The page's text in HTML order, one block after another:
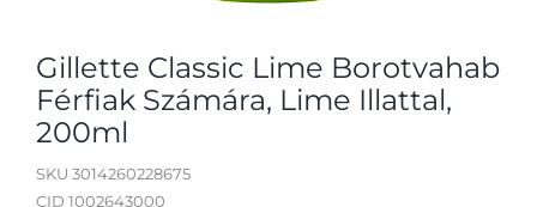
Gillette Classic Lime Borotvahab
Férfiak Számára, Lime Illattal,
200ml
SKU 3014260228675
CID 1002643000